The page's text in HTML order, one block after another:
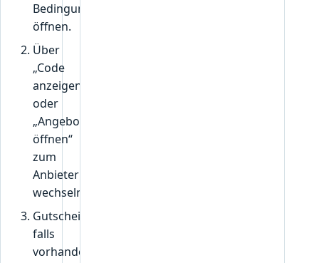
Bedingungen
öffnen.
Über
„Code
anzeigen“
oder
„Angebot
öffnen“
zum
Anbieter
wechseln.
Gutscheincode,
falls
vorhanden,